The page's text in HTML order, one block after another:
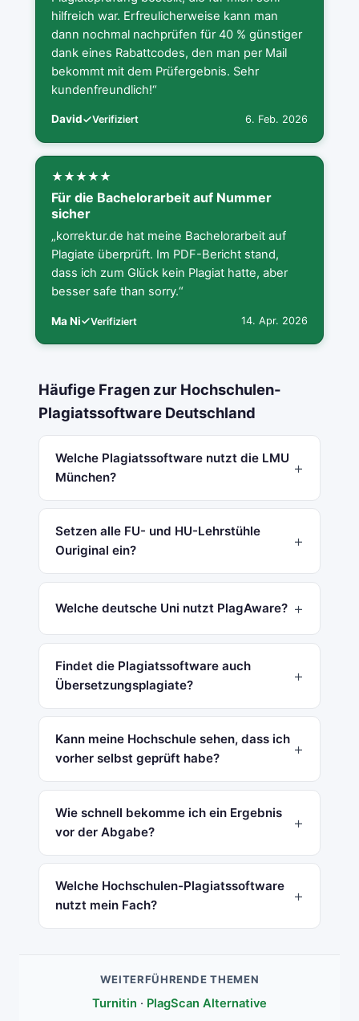
hilfreich war. Erfreulicherweise kann man
dann nochmal nachprüfen für 40 % günstiger
dank eines Rabattcodes, den man per Mail
bekommt mit dem Prüfergebnis. Sehr
kundenfreundlich!“
David Verifiziert 6. Feb. 2026
Für die Bachelorarbeit auf Nummer
sicher
„korrektur.de hat meine Bachelorarbeit auf
Plagiate überprüft. Im PDF-Bericht stand,
dass ich zum Glück kein Plagiat hatte, aber
besser safe than sorry.“
Ma Ni Verifiziert 14. Apr. 2026
Häufige Fragen zur Hochschulen-
Plagiatssoftware Deutschland
Welche Plagiatssoftware nutzt die LMU
München?
Setzen alle FU- und HU-Lehrstühle
Ouriginal ein?
Welche deutsche Uni nutzt PlagAware?
Findet die Plagiatssoftware auch
Übersetzungsplagiate?
Kann meine Hochschule sehen, dass ich
vorher selbst geprüft habe?
Wie schnell bekomme ich ein Ergebnis
vor der Abgabe?
Welche Hochschulen-Plagiatssoftware
nutzt mein Fach?
WEITERFÜHRENDE THEMEN
Turnitin · PlagScan Alternative